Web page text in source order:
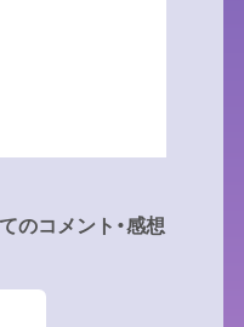
のコメント・感想